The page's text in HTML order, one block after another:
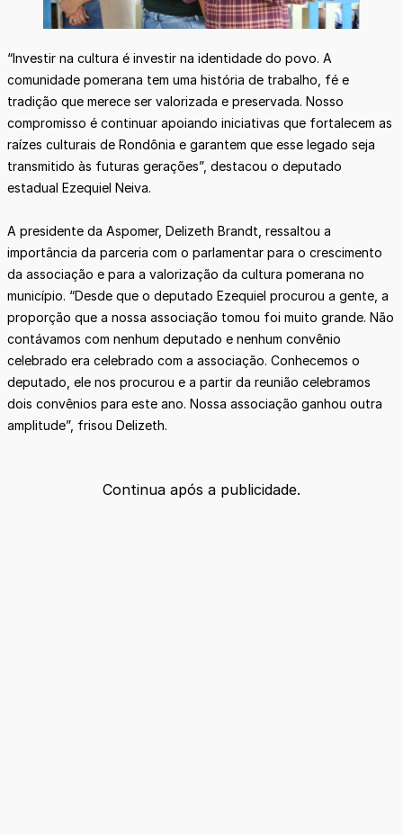
“Investir na cultura é investir na identidade do povo. A
comunidade pomerana tem uma história de trabalho, fé e
tradição que merece ser valorizada e preservada. Nosso
compromisso é continuar apoiando iniciativas que fortalecem as
raízes culturais de Rondônia e garantem que esse legado seja
transmitido às futuras gerações”, destacou o deputado
estadual Ezequiel Neiva.
A presidente da Aspomer, Delizeth Brandt, ressaltou a
importância da parceria com o parlamentar para o crescimento
da associação e para a valorização da cultura pomerana no
município. “Desde que o deputado Ezequiel procurou a gente, a
proporção que a nossa associação tomou foi muito grande. Não
contávamos com nenhum deputado e nenhum convênio
celebrado era celebrado com a associação. Conhecemos o
deputado, ele nos procurou e a partir da reunião celebramos
dois convênios para este ano. Nossa associação ganhou outra
amplitude”, frisou Delizeth.
Continua após a publicidade.